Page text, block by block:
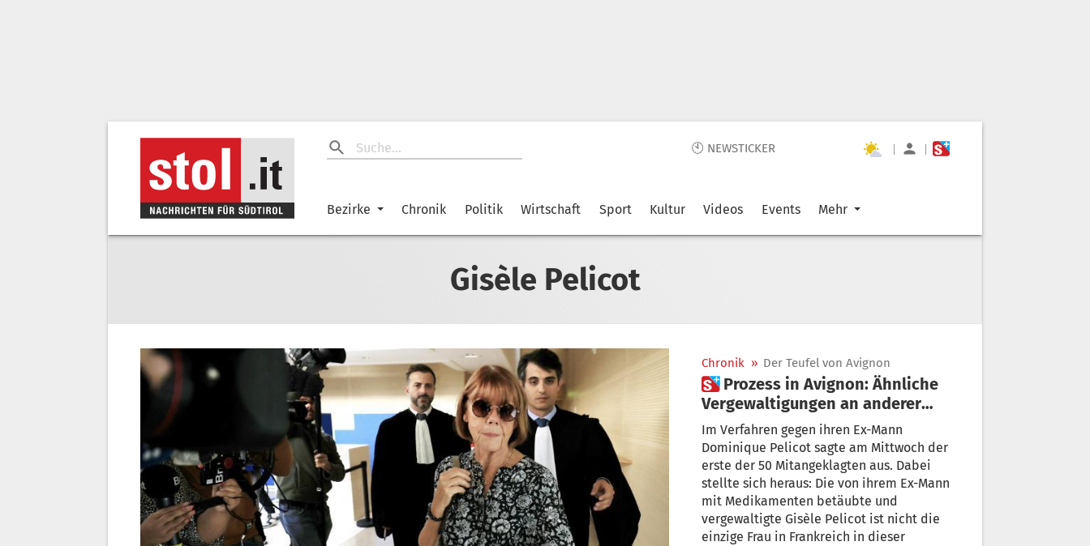
🕙 NEWSTICKER | |
Bezirke Chronik Politik Wirtschaft Sport Kultur Videos Events Mehr
Gisèle Pelicot
Chronik » Der Teufel von Avignon
 Prozess in Avignon: Ähnliche
Vergewaltigungen an anderer
Frau
Im Verfahren gegen ihren Ex-Mann
Dominique Pelicot sagte am Mittwoch der
erste der 50 Mitangeklagten aus. Dabei
stellte sich heraus: Die von ihrem Ex-Mann
mit Medikamenten betäubte und
vergewaltigte Gisèle Pelicot ist nicht die
einzige Frau in Frankreich in dieser